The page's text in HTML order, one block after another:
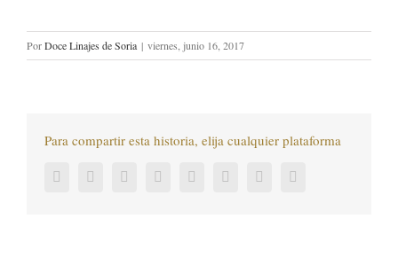
PorDoce Linajes de Soria | viernes, junio 16, 2017
Para compartir esta historia, elija cualquier plataforma
FacebookTwitter LinkedInReddit Tumblr Pinterest